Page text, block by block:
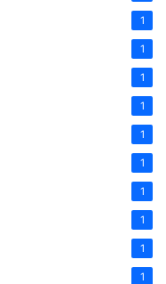
1
1
1
1
1
1
1
1
1
1